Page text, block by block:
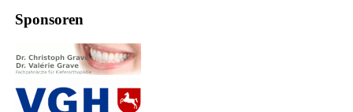
Sponsoren